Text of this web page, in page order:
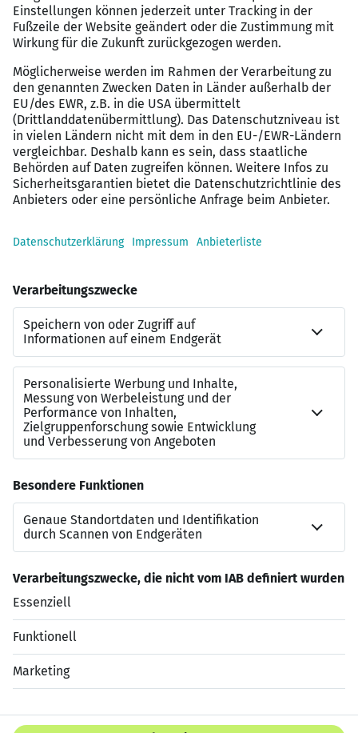
Einen unbefristeten Arbeitsvertrag
Social Events (z.B. unsere Weihnachtsfeier)
Regelmäßige Feedbackgespräche
Umfangreiche Karriereberatung durch die DIS AG
Sie werden Teil des „DIS AG Teams“, das
abwechslungsreiche Tätigkeiten und eine
Interessiert?
Bei uns wird Ihr Berufsweg zum persönlichen Walk of
Fame – wir bieten Ihnen spannende Perspektiven in den
Bereichen Assistenz & Sekretariat, Marketing, Vertrieb,
HR sowie Einkauf & Logistik. Jetzt auf “direkt bewerben”
klicken!
Kontakt zu uns
Nicolas Vetter
bewerbung-duesseldorfom@dis-ag.com
+492111792980
Datenschutzerklärung